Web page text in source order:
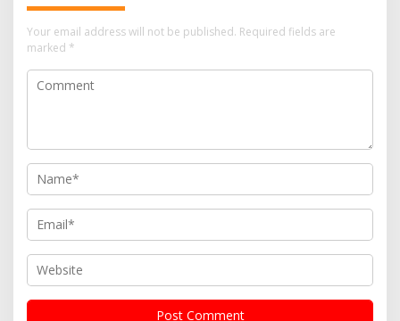
Your email address will not be published. Required fields are
marked *